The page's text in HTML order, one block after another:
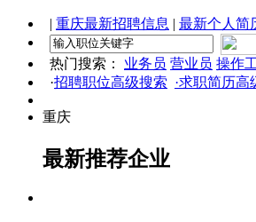
| 重庆最新招聘信息 | 最新个人简
热门搜索： 业务员 营业员 操作
·招聘职位高级搜索 ·求职简历高
重庆
最新推荐企业